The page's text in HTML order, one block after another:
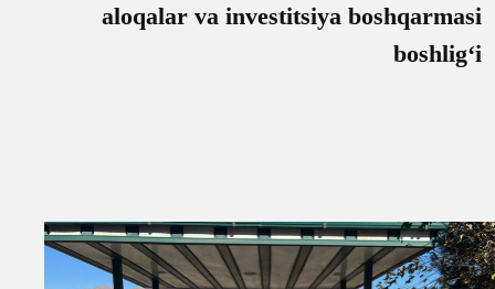
aloqalar va investitsiya boshqarmasi
boshlig‘i